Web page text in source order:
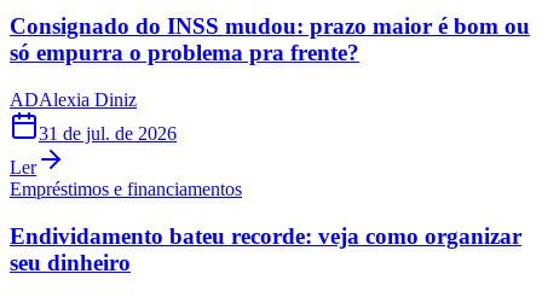
Consignado do INSS mudou: prazo maior é bom ou
só empurra o problema pra frente?
ADAlexia Diniz
31 de jul. de 2026
Ler
Empréstimos e financiamentos
Endividamento bateu recorde: veja como organizar
seu dinheiro